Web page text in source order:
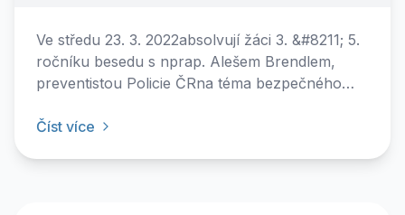
Ve středu 23. 3. 2022absolvují žáci 3. &#8211; 5.
ročníku besedu s nprap. Alešem Brendlem,
preventistou Policie ČRna téma bezpečného
sítí.&nbsp;
Číst více